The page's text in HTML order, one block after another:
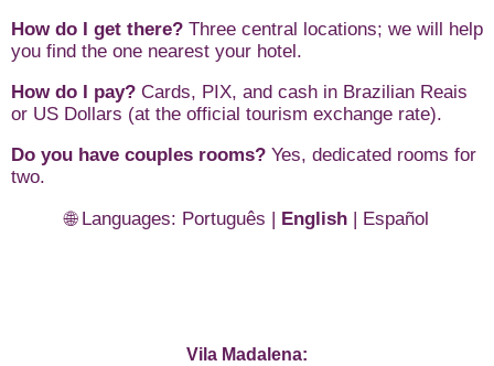
How do I get there? Three central locations; we will help
you find the one nearest your hotel.
How do I pay? Cards, PIX, and cash in Brazilian Reais
or US Dollars (at the official tourism exchange rate).
Do you have couples rooms? Yes, dedicated rooms for
two.
🌐 Languages: Português | English | Español
Vila Madalena: